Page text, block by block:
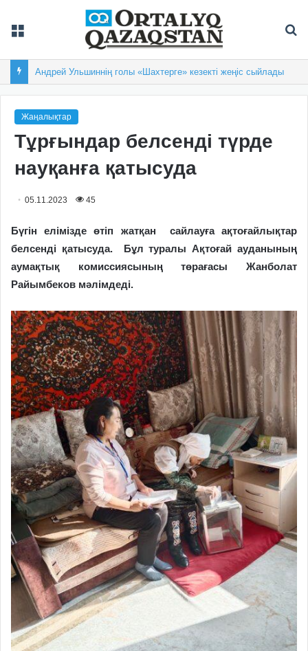
Андрей Ульшиннің голы «Шахтерге» кезекті жеңіс сыйлады
Жаңалықтар
Тұрғындар белсенді түрде
науқанға қатысуда
05.11.2023 45
Бүгін елімізде өтіп жатқан
сайлауға ақтоғайлықтар
белсенді қатысуда.
Бұл туралы Ақтоғай ауданының
аумақтық комиссиясының төрағасы Жанболат
Райымбеков мәлімдеді.